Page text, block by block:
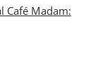
Café Madam: